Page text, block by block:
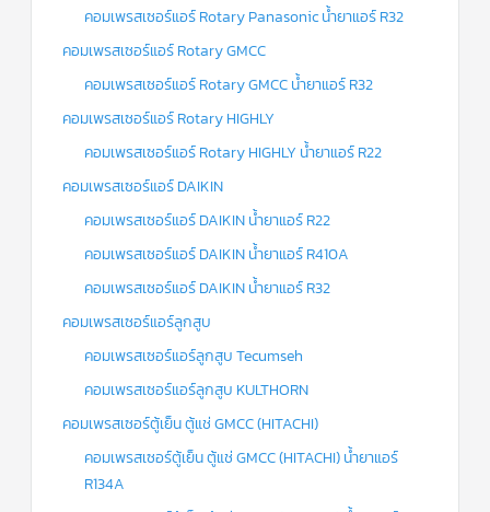
คอมเพรสเซอร์แอร์ Rotary Panasonic น้ำยาแอร์ R32
คอมเพรสเซอร์แอร์ Rotary GMCC
คอมเพรสเซอร์แอร์ Rotary GMCC น้ำยาแอร์ R32
คอมเพรสเซอร์แอร์ Rotary HIGHLY
คอมเพรสเซอร์แอร์ Rotary HIGHLY น้ำยาแอร์ R22
คอมเพรสเซอร์แอร์ DAIKIN
คอมเพรสเซอร์แอร์ DAIKIN น้ำยาแอร์ R22
คอมเพรสเซอร์แอร์ DAIKIN น้ำยาแอร์ R410A
คอมเพรสเซอร์แอร์ DAIKIN น้ำยาแอร์ R32
คอมเพรสเซอร์แอร์ลูกสูบ
คอมเพรสเซอร์แอร์ลูกสูบ Tecumseh
คอมเพรสเซอร์แอร์ลูกสูบ KULTHORN
คอมเพรสเซอร์ตู้เย็น ตู้แช่ GMCC (HITACHI)
คอมเพรสเซอร์ตู้เย็น ตู้แช่ GMCC (HITACHI) น้ำยาแอร์
R134A